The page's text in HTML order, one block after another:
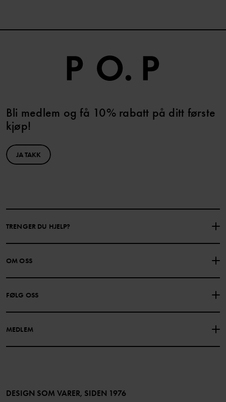
Bli medlem og få 10% rabatt på ditt første
kjøp!
JA TAKK
TRENGER DU HJELP?
KONTAKTE OSS
GAVEKORTSALDO KJØPSVILKÅR
PERSONVERNPOLICY
OM OSS
FØLG OSS
MEDLEM
Bli medlem
DESIGN SOM VARER, SIDEN 1976